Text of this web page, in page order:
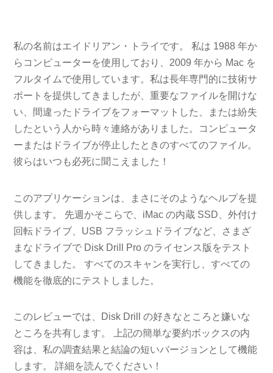
私の名前はエイドリアン・トライです。 私は 1988 年か
らコンピューターを使用しており、2009 年から Mac を
フルタイムで使用しています。私は長年専門的に技術サ
ポートを提供してきましたが、重要なファイルを開けな
い、間違ったドライブをフォーマットした、または紛失
したという人から時々連絡がありました。コンピュータ
ーまたはドライブが停止したときのすべてのファイル。
彼らはいつも必死に聞こえました！
このアプリケーションは、まさにそのようなヘルプを提
供します。 先週かそこらで、iMac の内蔵 SSD、外付け
回転ドライブ、USB フラッシュドライブなど、さまざ
まなドライブで Disk Drill Pro のライセンス版をテスト
してきました。 すべてのスキャンを実行し、すべての
機能を徹底的にテストしました。
このレビューでは、Disk Drill の好きなところと嫌いな
ところを共有します。 上記の簡単な要約ボックスの内
容は、私の調査結果と結論の短いバージョンとして機能
します。 詳細を読んでください！